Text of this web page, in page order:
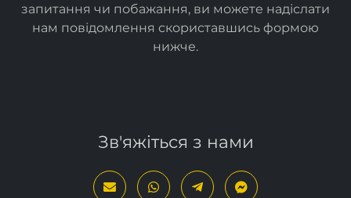
запитання чи побажання, ви можете надіслати
нам повідомлення скориставшись формою
нижче.
Зв'яжіться з нами